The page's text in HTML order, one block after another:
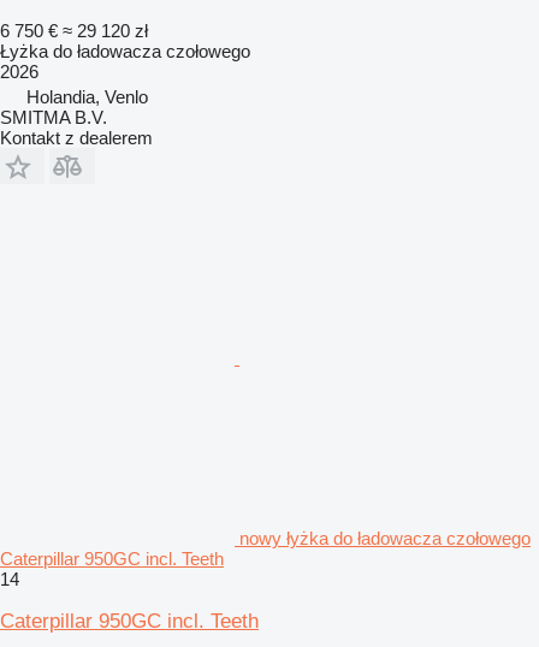
6 750 € ≈ 29 120 zł
Łyżka do ładowacza czołowego
2026
Holandia, Venlo
SMITMA B.V.
Kontakt z dealerem
nowy łyżka do ładowacza czołowego
Caterpillar 950GC incl. Teeth
14
Caterpillar 950GC incl. Teeth